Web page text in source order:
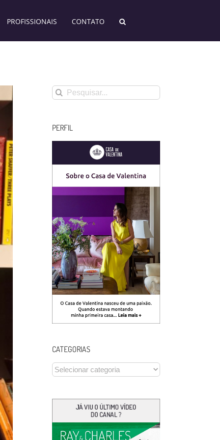
PROFISSIONAIS CONTATO
Buscar
resultados
PERFIL
CATEGORIAS
CATEGORIAS